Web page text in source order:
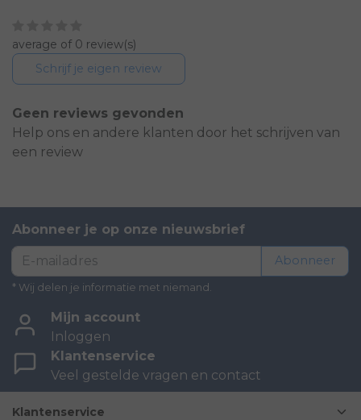
average of 0 review(s)
Schrijf je eigen review
Geen reviews gevonden
Help ons en andere klanten door het schrijven van
een review
Abonneer je op onze nieuwsbrief
Abonneer
* Wij delen je informatie met niemand.
Mijn account
Inloggen
Klantenservice
Veel gestelde vragen en contact
Klantenservice